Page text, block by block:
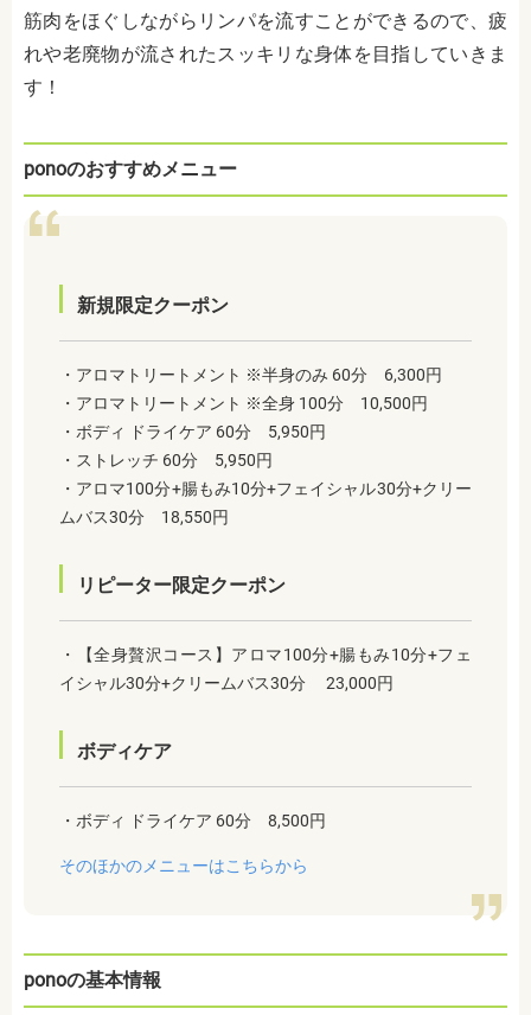
筋肉をほぐしながらリンパを流すことができるので、疲
れや老廃物が流されたスッキリな身体を目指していきま
す！
ponoのおすすめメニュー
新規限定クーポン
・アロマトリートメント ※半身のみ 60分 6,300円
・アロマトリートメント ※全身 100分 10,500円
・ボディ ドライケア 60分 5,950円
・ストレッチ 60分 5,950円
・アロマ100分+腸もみ10分+フェイシャル30分+クリー
ムバス30分 18,550円
リピーター限定クーポン
・【全身贅沢コース】アロマ100分+腸もみ10分+フェ
イシャル30分+クリームバス30分 23,000円
ボディケア
・ボディ ドライケア 60分 8,500円
そのほかのメニューはこちらから
ponoの基本情報